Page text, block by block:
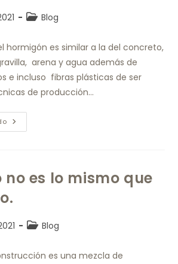
Blog
hormigón es similar a la del concreto,
arena y agua además de
e incluso fibras plásticas de ser
de producción…
no es lo mismo que
Blog
es una mezcla de